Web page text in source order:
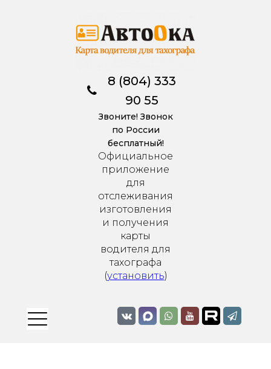
Официальное
приложение
для
отслеживания
изготовления
и получения
карты
водителя для
тахографа
(установить)
8 (804) 333
90 55
Звоните! Звонок
по России
бесплатный!